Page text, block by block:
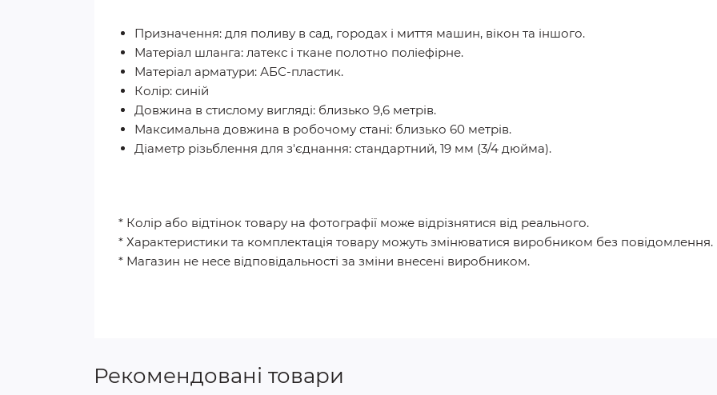
Призначення: для поливу в сад, городах і миття машин, вікон та іншого.
Матеріал шланга: латекс і ткане полотно поліефірне.
Матеріал арматури: АБС-пластик.
Колір: синій
Довжина в стислому вигляді: близько 9,6 метрів.
Максимальна довжина в робочому стані: близько 60 метрів.
Діаметр різьблення для з'єднання: стандартний, 19 мм (3/4 дюйма).
* Колір або відтінок товару на фотографії може відрізнятися від реального.
* Характеристики та комплектація товару можуть змінюватися виробником без повідомлення.
* Магазин не несе відповідальності за зміни внесені виробником.
Рекомендовані товари